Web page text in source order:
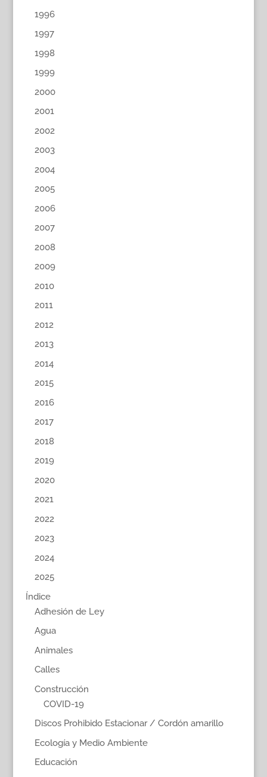
1996
1997
1998
1999
2000
2001
2002
2003
2004
2005
2006
2007
2008
2009
2010
2011
2012
2013
2014
2015
2016
2017
2018
2019
2020
2021
2022
2023
2024
2025
Índice
Adhesión de Ley
Agua
Animales
Calles
Construcción
COVID-19
Discos Prohibido Estacionar / Cordón amarillo
Ecología y Medio Ambiente
Educación